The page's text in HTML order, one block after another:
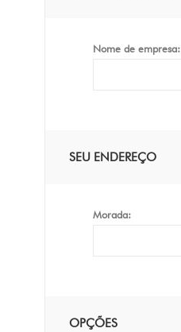
Nome de empresa:
SEU ENDEREÇO
Morada:
OPÇÕES